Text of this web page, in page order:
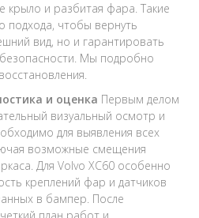
и разбитая фара. Такие
подхода, чтобы вернуть
вид, но и гарантировать
Мы подробно
и оценка Первым делом
визуальный осмотр и
для выявления всех
возможные смещения
Для Volvo XC60 особенно
креплений фар и датчиков
в бампер. После